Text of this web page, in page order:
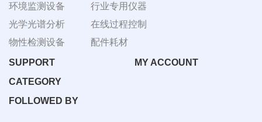
环境监测设备
光学光谱分析
物性检测设备
行业专用仪器
在线过程控制
配件耗材
SUPPORT
MY ACCOUNT
CATEGORY
FOLLOWED BY